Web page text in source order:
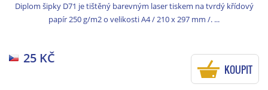
Diplom šipky D71 je tištěný barevným laser tiskem na tvrdý křídový
papír 250 g/m2 o velikosti A4 / 210 x 297 mm /. ...
25 KČ
KOUPIT